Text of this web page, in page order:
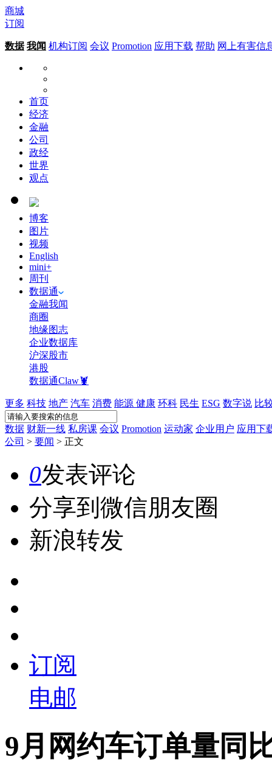
商城
订阅
数据 我闻 机构订阅 会议 Promotion 应用下载 帮助 网上有害信
首页
经济
金融
公司
政经
世界
观点
博客
图片
视频
English
mini+
周刊
数据通
金融我闻
商圈
地缘图志
企业数据库
沪深股市
港股
数据通Claw🦞
更多 科技 地产 汽车 消费 能源 健康 环科 民生 ESG 数字说 比
数据 财新一线 私房课 会议 Promotion 运动家 企业用户 应用下
公司 > 要闻 > 正文
0发表评论
分享到微信朋友圈
新浪转发
订阅
电邮
9月网约车订单量同